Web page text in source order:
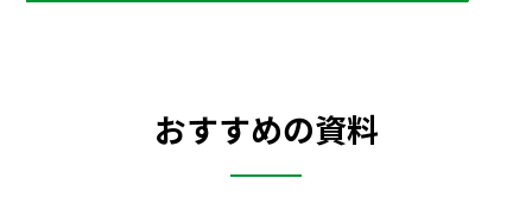
おすすめの資料